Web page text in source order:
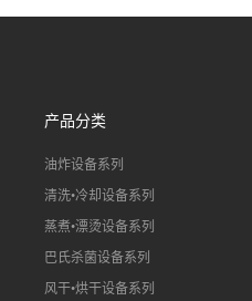
线）
产品分类
油炸设备系列
清洗•冷却设备系列
蒸煮•漂烫设备系列
巴氏杀菌设备系列
风干•烘干设备系列